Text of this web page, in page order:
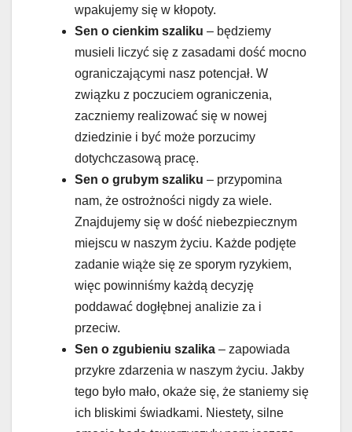
wpakujemy się w kłopoty.
Sen o cienkim szaliku – będziemy
musieli liczyć się z zasadami dość mocno
ograniczającymi nasz potencjał. W
związku z poczuciem ograniczenia,
zaczniemy realizować się w nowej
dziedzinie i być może porzucimy
dotychczasową pracę.
Sen o grubym szaliku – przypomina
nam, że ostrożności nigdy za wiele.
Znajdujemy się w dość niebezpiecznym
miejscu w naszym życiu. Każde podjęte
zadanie wiąże się ze sporym ryzykiem,
więc powinniśmy każdą decyzję
poddawać dogłębnej analizie za i
przeciw.
Sen o zgubieniu szalika – zapowiada
przykre zdarzenia w naszym życiu. Jakby
tego było mało, okaże się, że staniemy się
ich bliskimi świadkami. Niestety, silne